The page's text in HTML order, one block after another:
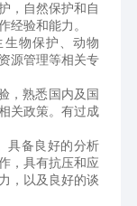
，自然保护和自
经验和能力。
源管理等相关专
关政策。有过成
，具有抗压和应
，以及良好的谈